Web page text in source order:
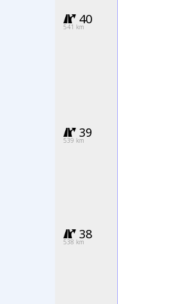
40
541 km
39
539 km
38
538 km